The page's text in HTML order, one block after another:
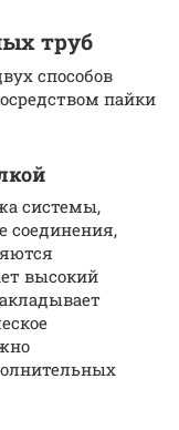
труб
способов
пайки
системы,
соединения,
высокий